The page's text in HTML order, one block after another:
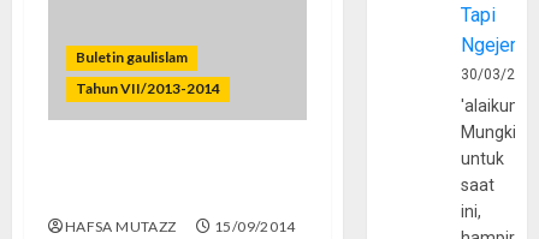
Buletin gaulislam
Tahun VII/2013-2014
HAFSA MUTAZZ
15/09/2014
Tapi
30/03/
Mungkin
untuk
saat
ini,